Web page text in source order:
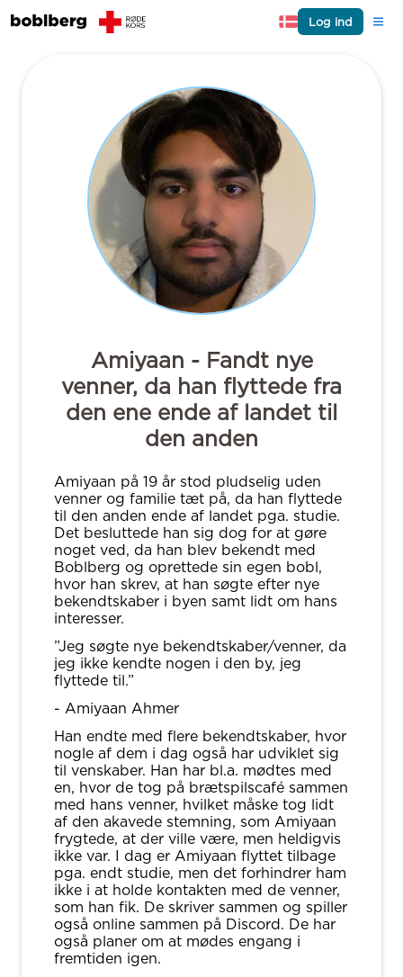
Log ind
Amiyaan - Fandt nye
venner, da han flyttede fra
den ene ende af landet til
den anden
Amiyaan på 19 år stod pludselig uden
venner og familie tæt på, da han flyttede
til den anden ende af landet pga. studie.
Det besluttede han sig dog for at gøre
noget ved, da han blev bekendt med
Boblberg og oprettede sin egen bobl,
hvor han skrev, at han søgte efter nye
bekendtskaber i byen samt lidt om hans
interesser.
”Jeg søgte nye bekendtskaber/venner, da
jeg ikke kendte nogen i den by, jeg
flyttede til.”
- Amiyaan Ahmer
Han endte med flere bekendtskaber, hvor
nogle af dem i dag også har udviklet sig
til venskaber. Han har bl.a. mødtes med
en, hvor de tog på brætspilscafé sammen
med hans venner, hvilket måske tog lidt
af den akavede stemning, som Amiyaan
frygtede, at der ville være, men heldigvis
ikke var. I dag er Amiyaan flyttet tilbage
pga. endt studie, men det forhindrer ham
ikke i at holde kontakten med de venner,
som han fik. De skriver sammen og spiller
også online sammen på Discord. De har
også planer om at mødes engang i
fremtiden igen.